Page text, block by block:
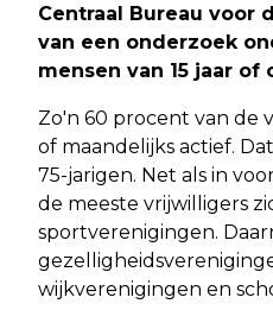
Centraal Bureau voor
van een onderzoek
mensen van 15 jaar of
Zo'n 60 procent van de
of maandelijks actief.
75-jarigen. Net als in
de meeste vrijwilligers
sportverenigingen.
wijkverenigingen en